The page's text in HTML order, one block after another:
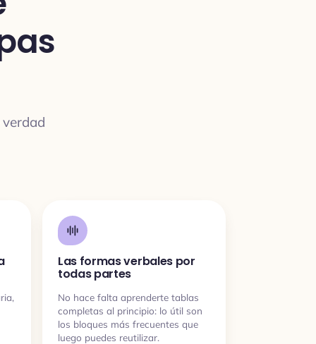
Las formas verbales por
todas partes
No hace falta aprenderte tablas
completas al principio: lo útil son
los bloques más frecuentes que
luego puedes reutilizar.